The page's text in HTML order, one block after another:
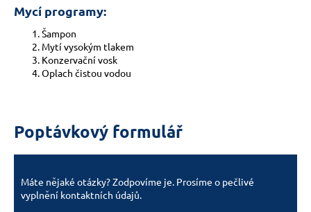
Mycí programy:
Šampon
Mytí vysokým tlakem
Konzervační vosk
Oplach čistou vodou
Poptávkový formulář
Máte nějaké otázky? Zodpovíme je. Prosíme o pečlivé
vyplnění kontaktních údajů.